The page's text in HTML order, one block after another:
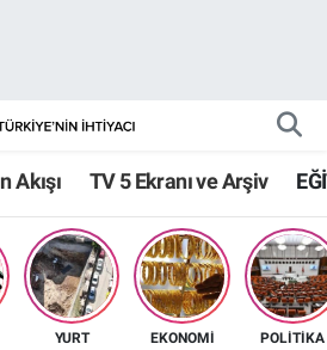
Akışı TV 5 Ekranı ve Arşiv
YURT EKONOMİ POLİTİKA